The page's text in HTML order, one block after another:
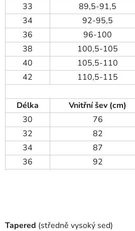
33
89,5-91,5
34
92-95,5
36
96-100
38
100,5-105
40
105,5-110
42
110,5-115
Délka
Vnitřní šev (cm)
30
76
32
82
34
87
36
92
Tapered (středně vysoký sed)